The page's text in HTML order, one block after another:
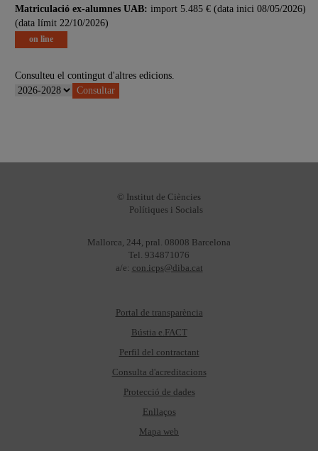
Matriculació ex-alumnes UAB: import 5.485 € (data inici 08/05/2026)
(data límit 22/10/2026)
on line
Consulteu el contingut d'altres edicions.
Consultar
© Institut de Ciències
Polítiques i Socials
Mallorca, 244, pral. 08008 Barcelona
Tel. 934871076
a/e: con.icps@diba.cat
Portal de transparència
Bústia e.FACT
Perfil del contractant
Consulta d'acreditacions
Protecció de dades
Enllaços
Mapa web